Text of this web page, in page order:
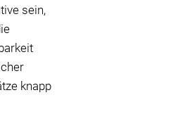
sein,
knapp